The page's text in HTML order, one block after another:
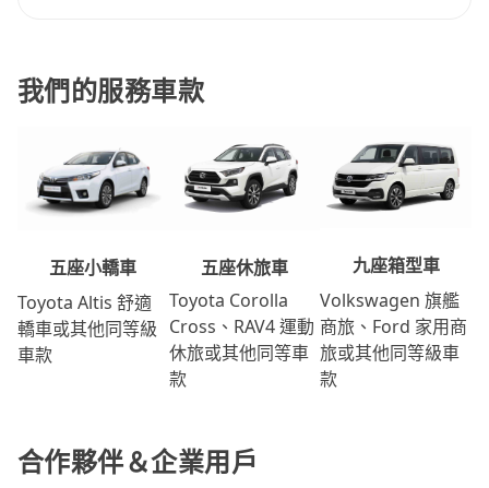
我們的服務車款
五座小轎車
Toyota Altis 舒適
轎車或其他同等級
車款
五座休旅車
Toyota Corolla
Cross、RAV4 運動
休旅或其他同等車
款
九座箱型車
Volkswagen 旗艦
商旅、Ford 家用商
旅或其他同等級車
款
合作夥伴＆企業用戶